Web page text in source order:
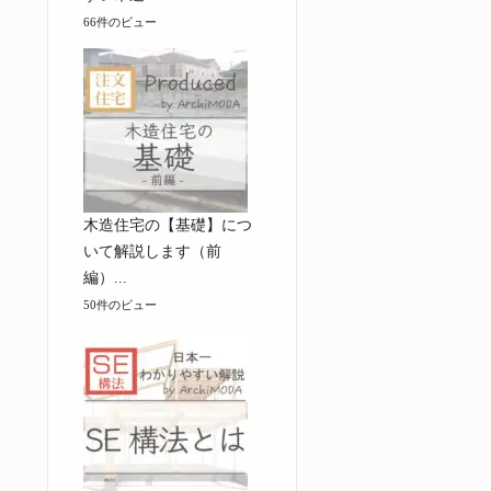
66件のビュー
木造住宅の【基礎】につ
いて解説します（前
編）...
50件のビュー